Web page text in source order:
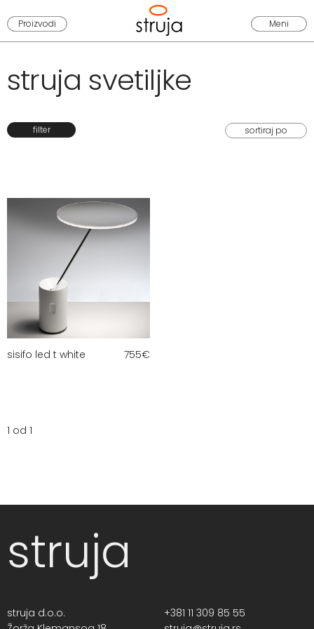
Proizvodi Meni
struja svetiljke
filter
sisifo led t white 755€
1 od 1
struja
struja d.o.o.
+381 11 309 85 55